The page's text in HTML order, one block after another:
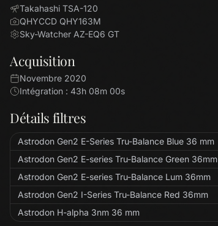
Takahashi TSA-120
QHYCCD QHY163M
Sky-Watcher AZ-EQ6 GT
Acquisition
Novembre 2020
Intégration : 43h 08m 00s
Détails filtres
Astrodon Gen2 E-Series Tru-Balance Blue 36 mm
Astrodon Gen2 E-series Tru-Balance Green 36mm
Astrodon Gen2 E-series Tru-Balance Lum 36mm
Astrodon Gen2 I-Series Tru-Balance Red 36mm
Astrodon H-alpha 3nm 36 mm